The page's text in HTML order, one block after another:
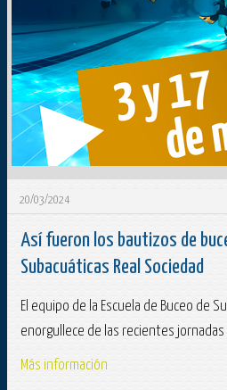
20/03/2024
Así fueron los bautizos de
Subacuáticas Real Sociedad
El equipo de la Escuela de Buceo de
enorgullece de las recientes jornadas
Más información